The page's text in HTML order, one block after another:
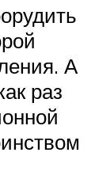
А
раз